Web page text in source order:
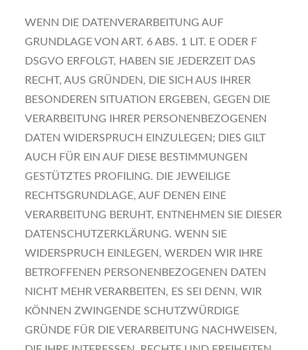
WENN DIE DATENVERARBEITUNG AUF
GRUNDLAGE VON ART. 6 ABS. 1 LIT. E ODER F
DSGVO ERFOLGT, HABEN SIE JEDERZEIT DAS
RECHT, AUS GRÜNDEN, DIE SICH AUS IHRER
BESONDEREN SITUATION ERGEBEN, GEGEN DIE
VERARBEITUNG IHRER PERSONENBEZOGENEN
DATEN WIDERSPRUCH EINZULEGEN; DIES GILT
AUCH FÜR EIN AUF DIESE BESTIMMUNGEN
GESTÜTZTES PROFILING. DIE JEWEILIGE
RECHTSGRUNDLAGE, AUF DENEN EINE
VERARBEITUNG BERUHT, ENTNEHMEN SIE DIESER
DATENSCHUTZERKLÄRUNG. WENN SIE
WIDERSPRUCH EINLEGEN, WERDEN WIR IHRE
BETROFFENEN PERSONENBEZOGENEN DATEN
NICHT MEHR VERARBEITEN, ES SEI DENN, WIR
KÖNNEN ZWINGENDE SCHUTZWÜRDIGE
GRÜNDE FÜR DIE VERARBEITUNG NACHWEISEN,